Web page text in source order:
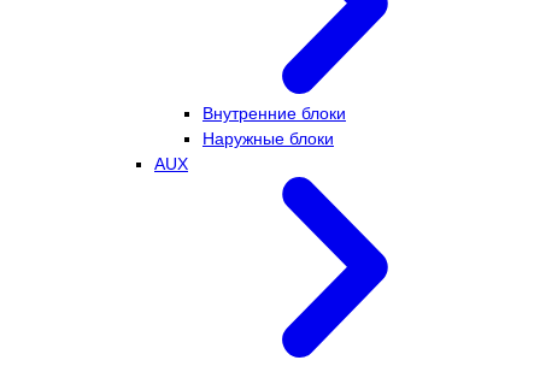
Внутренние блоки
Наружные блоки
AUX